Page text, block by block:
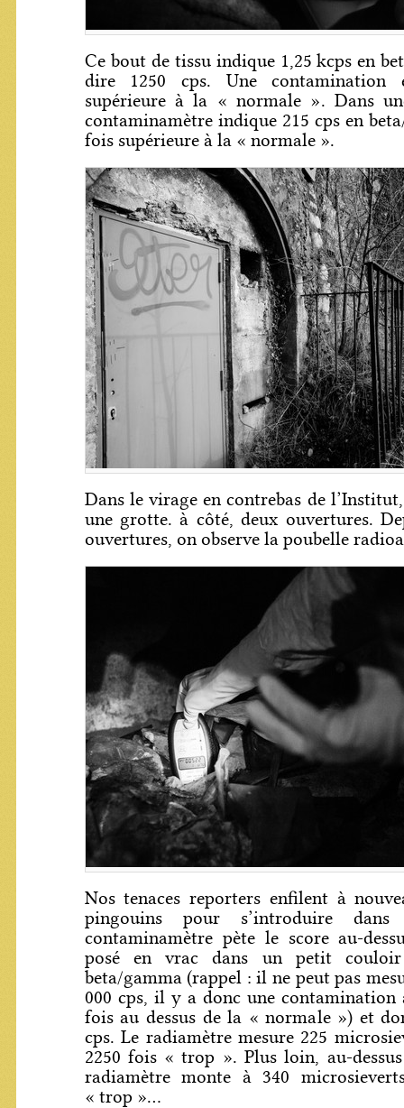
Ce bout de tissu indique 1,25 kcps en
dire 1250 cps. Une contamination
supérieure à la « normale ». Dans
contaminamètre indique 215 cps en
fois supérieure à la « normale ».
Dans le virage en contrebas de
une grotte. à côté, deux ouvertures.
ouvertures, on observe la poubelle
Nos tenaces reporters enfilent à
pingouins pour s’introduire
contaminamètre pète le score au-
posé en vrac dans un petit
beta/gamma (rappel : il ne peut pas
000 cps, il y a donc une contamination
fois au dessus de la « normale ») et
cps. Le radiamètre mesure 225
2250 fois « trop ». Plus loin, au-
radiamètre monte à 340
« trop »...